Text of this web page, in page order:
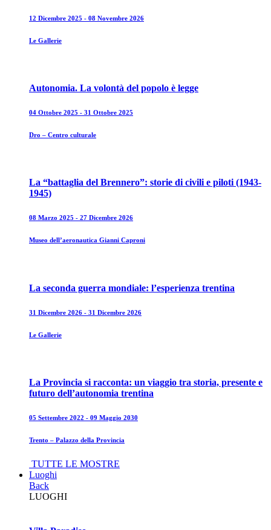
12 Dicembre 2025 - 08 Novembre 2026
Le Gallerie
Autonomia. La volontà del popolo è legge
04 Ottobre 2025 - 31 Ottobre 2025
Dro – Centro culturale
La “battaglia del Brennero”: storie di civili e piloti (1943-
1945)
08 Marzo 2025 - 27 Dicembre 2026
Museo dell’aeronautica Gianni Caproni
La seconda guerra mondiale: l’esperienza trentina
31 Dicembre 2026 - 31 Dicembre 2026
Le Gallerie
La Provincia si racconta: un viaggio tra storia, presente e
futuro dell’autonomia trentina
05 Settembre 2022 - 09 Maggio 2030
Trento – Palazzo della Provincia
TUTTE LE MOSTRE
Luoghi
Back
LUOGHI